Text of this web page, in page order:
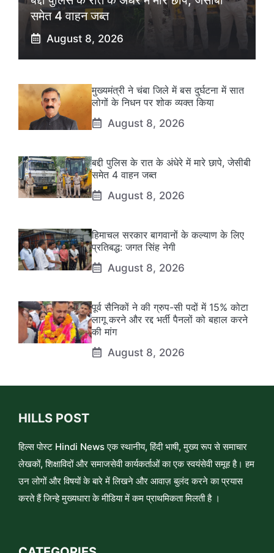
समेत 4 वाहन जब्त
August 8, 2026
मुख्यमंत्री ने चंबा जिले में बस दुर्घटना में सात
लोगों के निधन पर शोक व्यक्त किया
August 8, 2026
बद्दी पुलिस के रात के अंधेरे में मारे छापे, जेसीबी
समेत 4 वाहन जब्त
August 8, 2026
हिमाचल सरकार बागवानों के कल्याण के लिए
प्रतिबद्ध: जगत सिंह नेगी
August 8, 2026
पूर्व सैनिकों ने की ग्रुप-सी पदों में 15% कोटा
लागू करने और रद्द भर्ती पैनलों को बहाल करने
की मांग
August 8, 2026
HILLS POST
हिल्स पोस्ट Hindi News एक स्थानीय, हिंदी भाषी, मुख्य रूप से समाचार
लेखकों, शिक्षाविदों और समाजसेवी कार्यकर्ताओं का एक स्वयंसेवी समूह है। हम
उन लोगों और विषयों के बारे में लिखने और आवाज़ बुलंद करने का प्रयास
करते हैं जिन्हे मुख्यधारा के मीडिया में कम प्राथमिकता मिलती है ।